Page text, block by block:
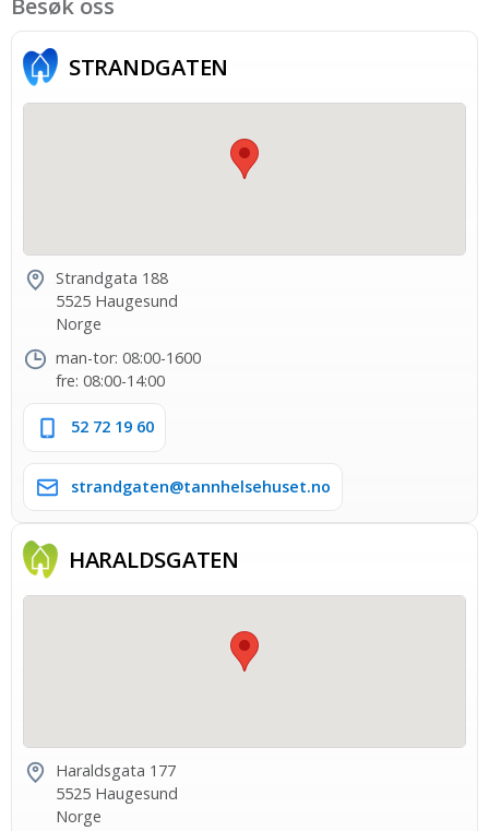
Besøk oss
STRAND­GATEN
Strandgata 188
5525 Haugesund
Norge
man-tor: 08:00-1600
fre: 08:00-14:00
52 72 19 60
strandgaten@tannhelsehuset.no
HARALDS­GATEN
Haraldsgata 177
5525 Haugesund
Norge